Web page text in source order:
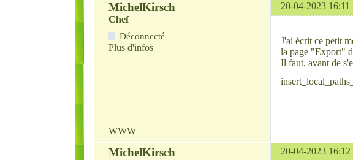
MichelKirsch 20-04-2023 16:11
Chef
Déconnecté
Plus d'infos
J'ai écrit ce petit
la page "Export"
Il faut, avant de
WWW
MichelKirsch 20-04-2023 16:12